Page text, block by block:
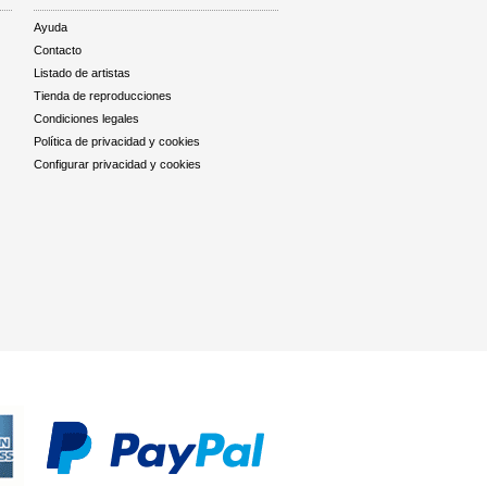
Ayuda
Contacto
Listado de artistas
Tienda de reproducciones
Condiciones legales
Política de privacidad y cookies
Configurar privacidad y cookies